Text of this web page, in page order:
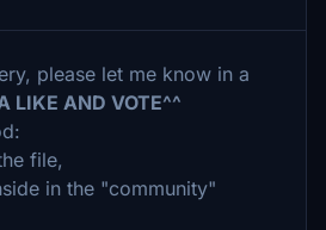
please let me know in a
LIKE AND VOTE^^
file,
in the "community"